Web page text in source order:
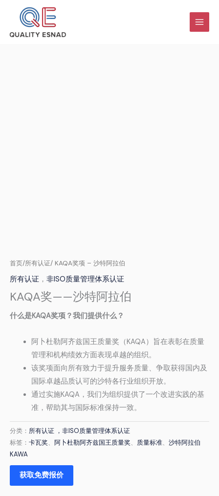
首页/所有认证/ KAQA奖项 – 沙特阿拉伯
所有认证 ， 非ISO质量管理体系认证
KAQA奖——沙特阿拉伯
什么是KAQA奖项？我们提供什么？
阿卜杜勒阿齐兹国王质量奖（KAQA）旨在表彰在质量
管理和机构绩效方面表现卓越的组织。
该奖项面向所有致力于提升服务质量、争取获得国内及
国际卓越品质认可的沙特各行业组织开放。
通过实施KAQA，我们为组织提供了一个改进实践的基
准，帮助其与国际标准保持一致。
分类： 所有认证 ，非ISO质量管理体系认证
标签： 卡瓦奖、 阿卜杜勒阿齐兹国王质量奖、 质量标准、 沙特阿拉伯
KAWA
获取免费报价